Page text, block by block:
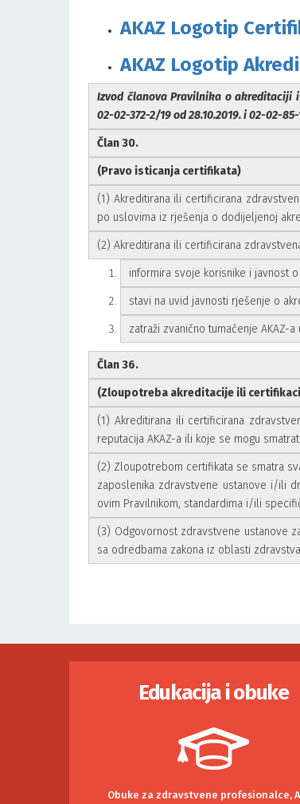
AKAZ Logotip
AKAZ Logotip
Izvod članova Pravilnika o akreditaciji
02-02-372-2/19 od 28.10.2019. i 02-02-
Član 30.
(Pravo isticanja certifikata)
(1) Akreditirana ili certificirana
po uslovima iz rješenja o dodijeljenoj
(2) Akreditirana ili certificirana
informira svoje korisnike i javnost
stavi na uvid javnosti rješenje o
zatraži zvanično tumačenje AKAZ-
Član 36.
(Zloupotreba akreditacije ili
(1) Akreditirana ili certificirana
reputacija AKAZ-a ili koje se mogu
(2) Zloupotrebom certifikata se smatra
zaposlenika zdravstvene ustanove i/ili
ovim Pravilnikom, standardima i/ili
(3) Odgovornost zdravstvene ustanove
sa odredbama zakona iz oblasti
Edukacija i obuke
Obuke za zdravstvene profesionalce,